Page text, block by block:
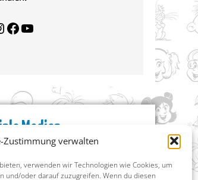
Zustimmung verwalten
verwenden wir Technologien wie Cookies, um
und/oder darauf zuzugreifen. Wenn du diesen
Medien
Twitter)